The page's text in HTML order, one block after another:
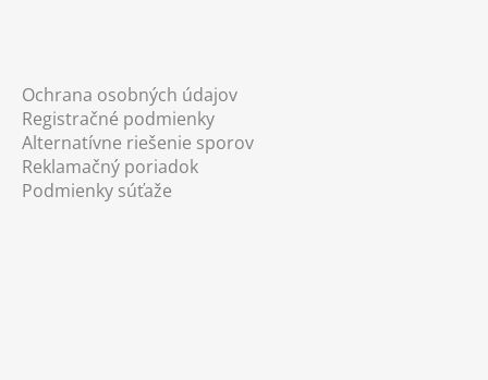
Ochrana osobných údajov
Registračné podmienky
Alternatívne riešenie sporov
Reklamačný poriadok
Podmienky súťaže